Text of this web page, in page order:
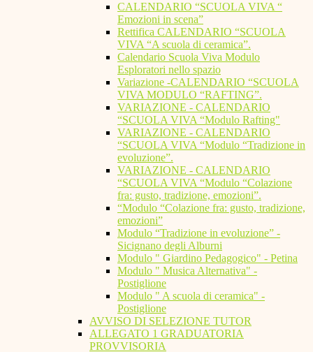
CALENDARIO “SCUOLA VIVA “
Emozioni in scena”
Rettifica CALENDARIO “SCUOLA
VIVA “A scuola di ceramica”.
Calendario Scuola Viva Modulo
Esploratori nello spazio
Variazione -CALENDARIO “SCUOLA
VIVA MODULO “RAFTING”.
VARIAZIONE - CALENDARIO
“SCUOLA VIVA “Modulo Rafting"
VARIAZIONE - CALENDARIO
“SCUOLA VIVA “Modulo “Tradizione in
evoluzione”.
VARIAZIONE - CALENDARIO
“SCUOLA VIVA “Modulo “Colazione
fra: gusto, tradizione, emozioni”.
“Modulo “Colazione fra: gusto, tradizione,
emozioni”
Modulo “Tradizione in evoluzione” -
Sicignano degli Alburni
Modulo " Giardino Pedagogico" - Petina
Modulo " Musica Alternativa" -
Postiglione
Modulo " A scuola di ceramica" -
Postiglione
AVVISO DI SELEZIONE TUTOR
ALLEGATO 1 GRADUATORIA
PROVVISORIA